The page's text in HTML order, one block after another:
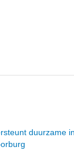
duurzame